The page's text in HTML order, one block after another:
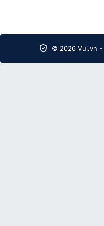
© 2026 Vui.vn -